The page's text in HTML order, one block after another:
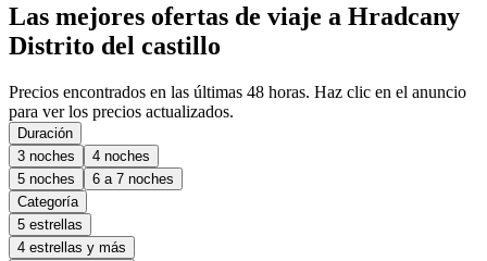
Las mejores ofertas de viaje a Hradcany
Distrito del castillo
Precios encontrados en las últimas 48 horas. Haz clic en el anuncio
para ver los precios actualizados.
Duración
3 noches
4 noches
5 noches
6 a 7 noches
Categoría
5 estrellas
4 estrellas y más